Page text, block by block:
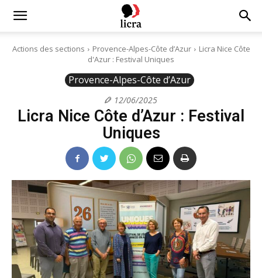
Licra
Antiraciste
1927
Actions des sections Provence-Alpes-Côte d’Azur
Licra Nice Côte
d'Azur : Festival Uniques
Provence-Alpes-Côte d’Azur
12/06/2025
Licra Nice Côte d’Azur : Festival
Uniques